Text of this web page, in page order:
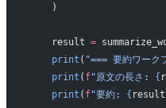
    )
    result
=
    print
( "=== 要約ワーク
    print
( f"原文の長さ: {
    print
( f"要約: {